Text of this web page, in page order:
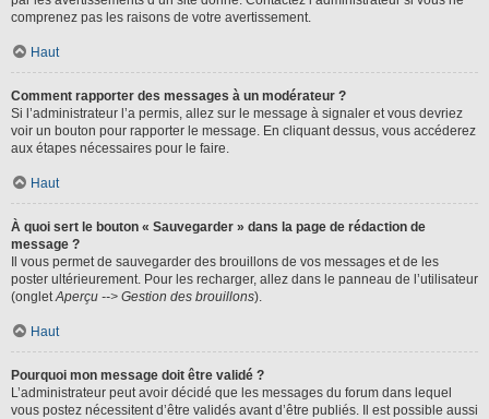
comprenez pas les raisons de votre avertissement.
Haut
Comment rapporter des messages à un modérateur ?
Si l’administrateur l’a permis, allez sur le message à signaler et vous devriez
voir un bouton pour rapporter le message. En cliquant dessus, vous accéderez
aux étapes nécessaires pour le faire.
Haut
À quoi sert le bouton « Sauvegarder » dans la page de rédaction de
message ?
Il vous permet de sauvegarder des brouillons de vos messages et de les
poster ultérieurement. Pour les recharger, allez dans le panneau de l’utilisateur
(ongletAperçu --> Gestion des brouillons).
Haut
Pourquoi mon message doit être validé ?
L’administrateur peut avoir décidé que les messages du forum dans lequel
vous postez nécessitent d’être validés avant d’être publiés. Il est possible aussi